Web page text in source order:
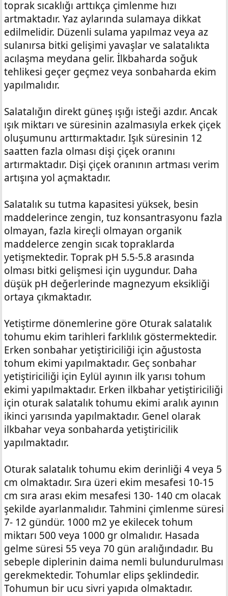
toprak sıcaklığı arttıkça çimlenme hızı
artmaktadır. Yaz aylarında sulamaya dikkat
edilmelidir. Düzenli sulama yapılmaz veya az
sulanırsa bitki gelişimi yavaşlar ve salatalıkta
acılaşma meydana gelir. İlkbaharda soğuk
tehlikesi geçer geçmez veya sonbaharda ekim
yapılmalıdır.
Salatalığın direkt güneş ışığı isteği azdır. Ancak
ışık miktarı ve süresinin azalmasıyla erkek çiçek
oluşumunu arttırmaktadır. Işık süresinin 12
saatten fazla olması dişi çiçek oranını
artırmaktadır. Dişi çiçek oranının artması verim
artışına yol açmaktadır.
Salatalık su tutma kapasitesi yüksek, besin
maddelerince zengin, tuz konsantrasyonu fazla
olmayan, fazla kireçli olmayan organik
maddelerce zengin sıcak topraklarda
yetişmektedir. Toprak pH 5.5-5.8 arasında
olması bitki gelişmesi için uygundur. Daha
düşük pH değerlerinde magnezyum eksikliği
ortaya çıkmaktadır.
Yetiştirme dönemlerine göre Oturak salatalık
tohumu ekim tarihleri farklılık göstermektedir.
Erken sonbahar yetiştiriciliği için ağustosta
tohum ekimi yapılmaktadır. Geç sonbahar
yetiştiriciliği için Eylül ayının ilk yarısı tohum
ekimi yapılmaktadır. Erken ilkbahar yetiştiriciliği
için oturak salatalık tohumu ekimi aralık ayının
ikinci yarısında yapılmaktadır. Genel olarak
ilkbahar veya sonbaharda yetiştiricilik
yapılmaktadır.
Oturak salatalık tohumu ekim derinliği 4 veya 5
cm olmaktadır. Sıra üzeri ekim mesafesi 10-15
cm sıra arası ekim mesafesi 130- 140 cm olacak
şekilde ayarlanmalıdır. Tahmini çimlenme süresi
7- 12 gündür. 1000 m2 ye ekilecek tohum
miktarı 500 veya 1000 gr olmalıdır. Hasada
gelme süresi 55 veya 70 gün aralığındadır. Bu
sebeple diplerinin daima nemli bulundurulması
gerekmektedir. Tohumlar elips şeklindedir.
Tohumun bir ucu sivri yapıda olmaktadır.